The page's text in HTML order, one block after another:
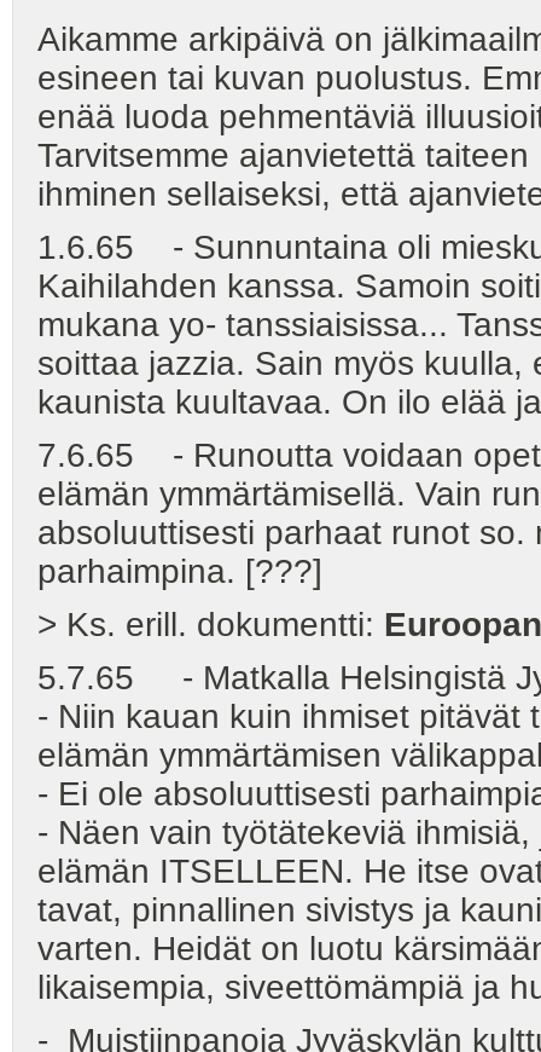
Aikamme arkipäivä on
esineen tai kuvan puolustus.
enää luoda pehmentäviä
Tarvitsemme ajanvietettä
ihminen sellaiseksi, että
1.6.65 - Sunnuntaina oli
Kaihilahden kanssa. Samoin
mukana yo- tanssiaisissa...
soittaa jazzia. Sain myös
kaunista kuultavaa. On ilo elää
7.6.65 - Runoutta voidaan
elämän ymmärtämisellä. Vain
absoluuttisesti parhaat runot
parhaimpina. [???]
> Ks. erill. dokumentti:
5.7.65 - Matkalla Helsingistä
- Niin kauan kuin ihmiset
elämän ymmärtämisen
- Ei ole absoluuttisesti
- Näen vain työtätekeviä
elämän ITSELLEEN. He itse
tavat, pinnallinen sivistys ja
varten. Heidät on luotu
likaisempia, siveettömämpiä ja
- Muistiinpanoja Jyväskylän